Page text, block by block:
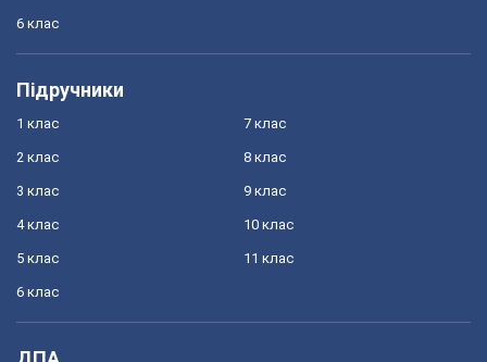
6 клас
Підручники
1 клас
2 клас
3 клас
4 клас
5 клас
6 клас
7 клас
8 клас
9 клас
10 клас
11 клас